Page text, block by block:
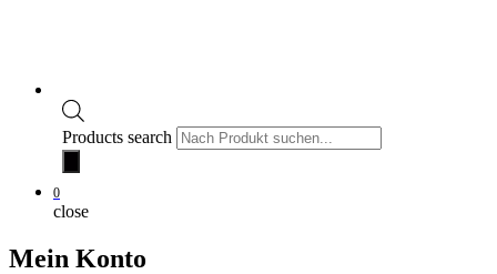
Products search
0
close
Mein Konto